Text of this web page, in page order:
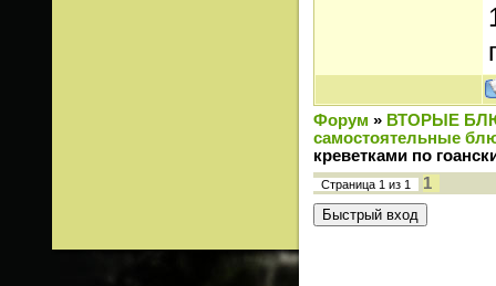
Форум » ВТОРЫЕ
самостоятельные
креветками по
Страница 1 из 1 1